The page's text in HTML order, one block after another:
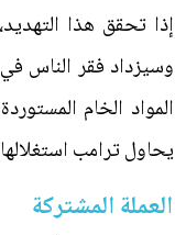
إذا تحقق هذا
وسيزداد فقر الناس
المواد الخام
يحاول ترامب
العملة المشتركة